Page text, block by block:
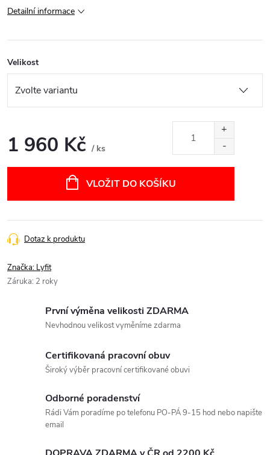
Detailní informace
Velikost
1 960 Kč / ks
VLOŽIT DO KOŠÍKU
Dotaz k produktu
Značka: Lyfit
Záruka: 2 roky
První výměna velikosti ZDARMA
Nevhodnou velikost vyměníme zdarma
Certifikovaná pracovní obuv
Široký výběr pracovní certifikované obuvi
Odborné poradenství
Rádi Vám poradíme po telefonu PO-PÁ 9-15 hod nebo napište
email